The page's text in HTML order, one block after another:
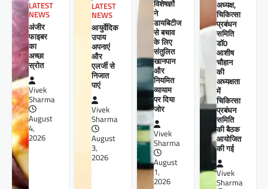
LATEST
NEWS
अंजीर
फाइबर
का
अच्छा
स्रोत
Vivek
Sharma
August
4,
2026
LATEST
NEWS
आयुर्वेदिक
उपाय
अपनाएं
और
एलर्जी से
निजात
पाएं
Vivek
Sharma
August
3,
2026
विशेषज्ञों
ने
डायबिटीज
से बचाव
के लिए
संतुलित
खानपान
और
नियमित
व्यायाम
पर दिया
जोर
Vivek
Sharma
August
1,
2026
अध्यक्ष,
चिकित्सा
प्रबंधन
समिति
डॉ0
आशीष
चौहान
की
अध्यक्षता
में
चिकित्सा
प्रबंधन
समिति
की बैठक
आयोजित
की गई
Vivek
Sharma